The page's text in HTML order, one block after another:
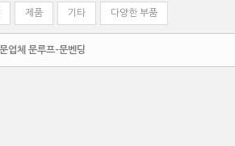
제품 기타 다양한 부품
업체 문루프-문벤딩